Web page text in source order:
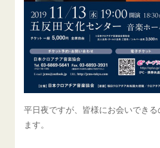
平日夜ですが、皆様にお会いでき
ます。